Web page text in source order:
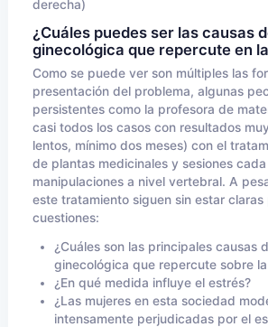
derecha)
¿Cuáles puedes ser las causas
ginecológica que repercute en
Como se puede ver son múltiples las
presentación del problema, algunas
persistentes como la profesora de
casi todos los casos con resultados
lentos, mínimo dos meses) con el
de plantas medicinales y sesiones
manipulaciones a nivel vertebral. A
este tratamiento siguen sin estar claras
cuestiones:
¿Cuáles son las principales causas
ginecológica que repercute sobre
¿En qué medida influye el estrés?
¿Las mujeres en esta sociedad
intensamente perjudicadas por el